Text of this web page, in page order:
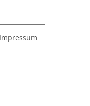
Impressum